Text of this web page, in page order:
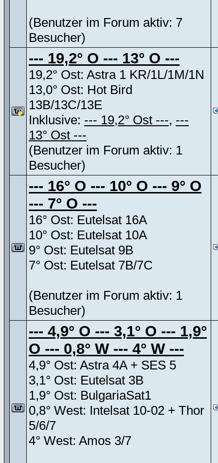
(Benutzer im Forum aktiv: 7
Besucher)
--- 19,2° O --- 13° O ---
19,2° Ost: Astra 1 KR/1L/1M/1N
13,0° Ost: Hot Bird
13B/13C/13E
Inklusive: --- 19,2° Ost ---, ---
13° Ost ---
(Benutzer im Forum aktiv: 1
Besucher)
--- 16° O --- 10° O --- 9° O
--- 7° O ---
16° Ost: Eutelsat 16A
10° Ost: Eutelsat 10A
9° Ost: Eutelsat 9B
7° Ost: Eutelsat 7B/7C
(Benutzer im Forum aktiv: 1
Besucher)
--- 4,9° O --- 3,1° O --- 1,9°
O --- 0,8° W --- 4° W ---
4,9° Ost: Astra 4A + SES 5
3,1° Ost: Eutelsat 3B
1,9° Ost: BulgariaSat1
0,8° West: Intelsat 10-02 + Thor
5/6/7
4° West: Amos 3/7